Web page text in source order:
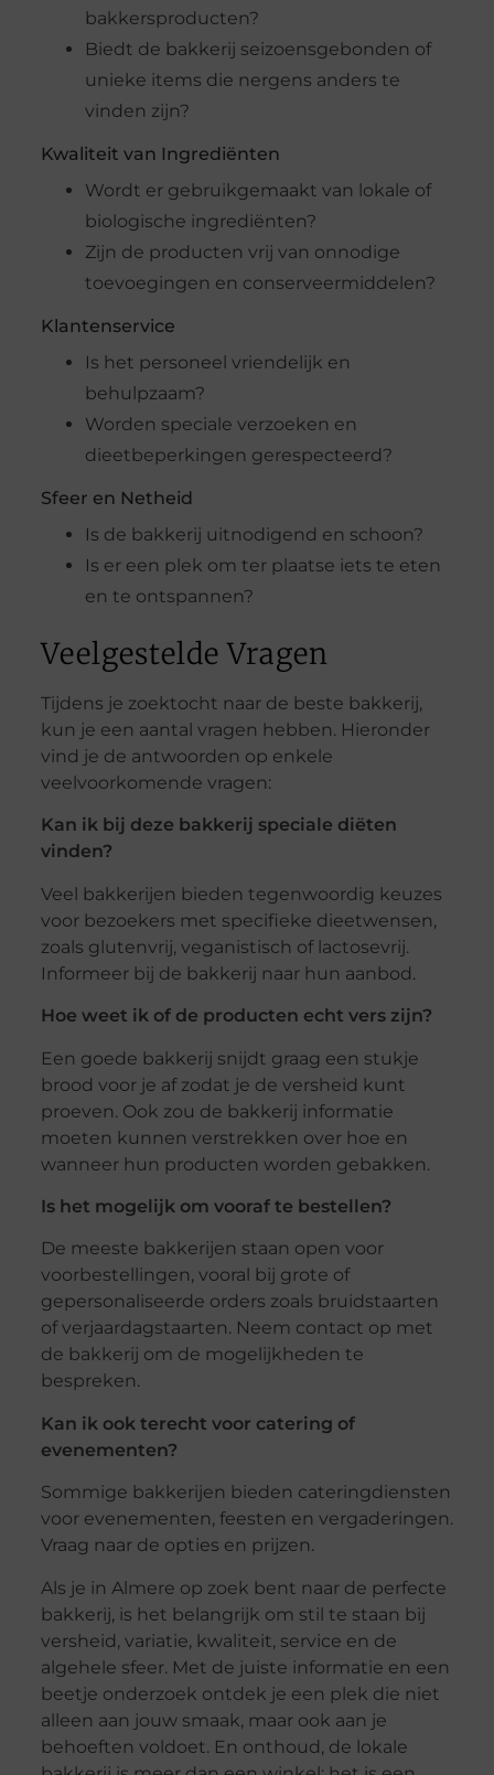
bakkersproducten?
Biedt de bakkerij seizoensgebonden of
unieke items die nergens anders te
vinden zijn?
Kwaliteit van Ingrediënten
Wordt er gebruikgemaakt van lokale of
biologische ingrediënten?
Zijn de producten vrij van onnodige
toevoegingen en conserveermiddelen?
Klantenservice
Is het personeel vriendelijk en
behulpzaam?
Worden speciale verzoeken en
dieetbeperkingen gerespecteerd?
Sfeer en Netheid
Is de bakkerij uitnodigend en schoon?
Is er een plek om ter plaatse iets te eten
en te ontspannen?
Veelgestelde Vragen
Tijdens je zoektocht naar de beste bakkerij,
kun je een aantal vragen hebben. Hieronder
vind je de antwoorden op enkele
veelvoorkomende vragen:
Kan ik bij deze bakkerij speciale diëten
vinden?
Veel bakkerijen bieden tegenwoordig keuzes
voor bezoekers met specifieke dieetwensen,
zoals glutenvrij, veganistisch of lactosevrij.
Informeer bij de bakkerij naar hun aanbod.
Hoe weet ik of de producten echt vers zijn?
Een goede bakkerij snijdt graag een stukje
brood voor je af zodat je de versheid kunt
proeven. Ook zou de bakkerij informatie
moeten kunnen verstrekken over hoe en
wanneer hun producten worden gebakken.
Is het mogelijk om vooraf te bestellen?
De meeste bakkerijen staan open voor
voorbestellingen, vooral bij grote of
gepersonaliseerde orders zoals bruidstaarten
of verjaardagstaarten. Neem contact op met
de bakkerij om de mogelijkheden te
bespreken.
Kan ik ook terecht voor catering of
evenementen?
Sommige bakkerijen bieden cateringdiensten
voor evenementen, feesten en vergaderingen.
Vraag naar de opties en prijzen.
Als je in Almere op zoek bent naar de perfecte
bakkerij, is het belangrijk om stil te staan bij
versheid, variatie, kwaliteit, service en de
algehele sfeer. Met de juiste informatie en een
beetje onderzoek ontdek je een plek die niet
alleen aan jouw smaak, maar ook aan je
behoeften voldoet. En onthoud, de lokale